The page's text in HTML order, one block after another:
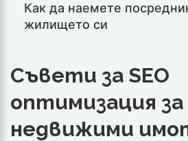
Как да наемете
жилището си
Съвети за SEO
оптимизация за
недвижими